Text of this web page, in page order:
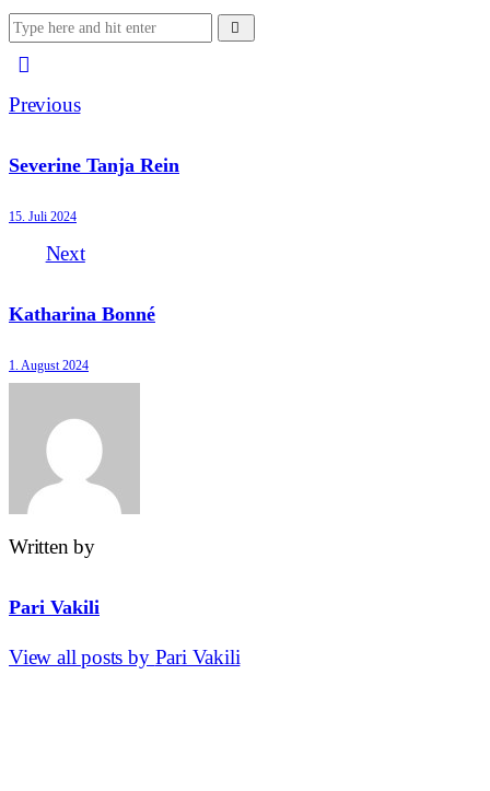
Beitragsnavigation
Previous
Severine Tanja Rein
15. Juli 2024
Next
Katharina Bonné
1. August 2024
Written by
Pari Vakili
View all posts by Pari Vakili